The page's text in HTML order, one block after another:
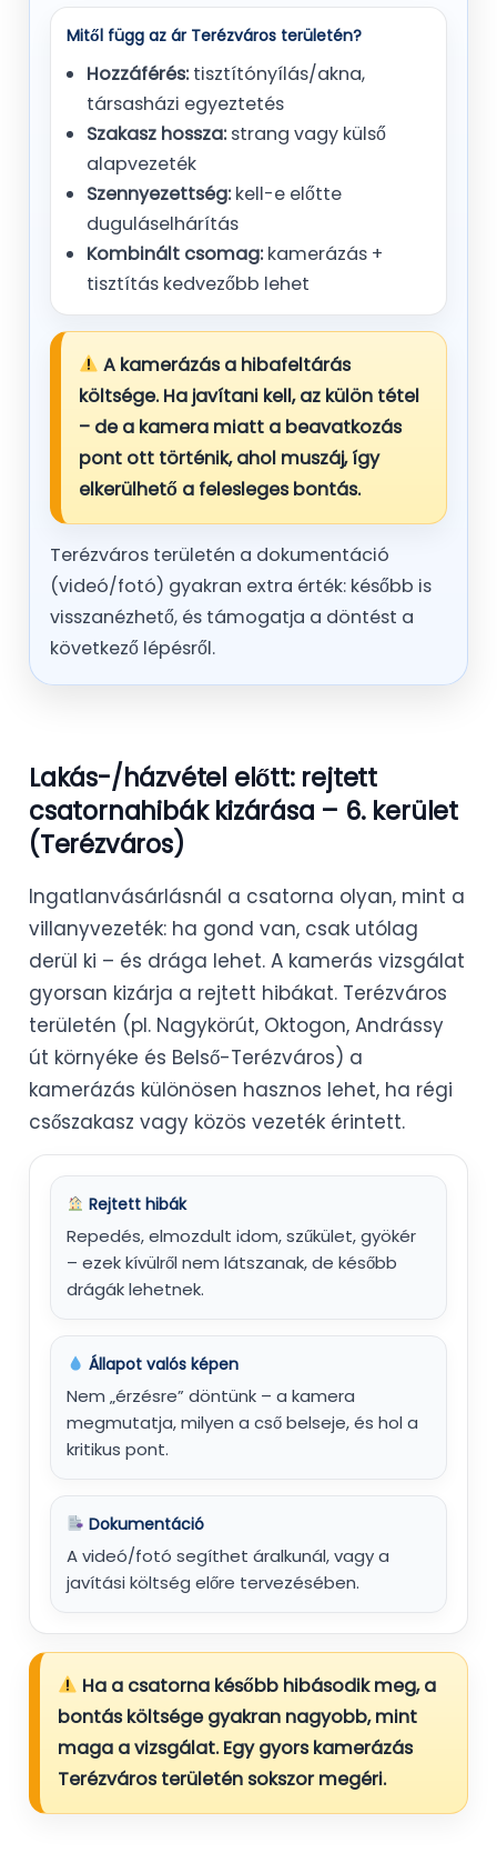
Mitől függ az ár Terézváros területén?
Hozzáférés: tisztítónyílás/akna,
társasházi egyeztetés
Szakasz hossza: strang vagy külső
alapvezeték
Szennyezettség: kell-e előtte
duguláselhárítás
Kombinált csomag: kamerázás +
tisztítás kedvezőbb lehet
A kamerázás a hibafeltárás
költsége. Ha javítani kell, az külön tétel
– de a kamera miatt a beavatkozás
pont ott történik, ahol muszáj, így
elkerülhető a felesleges bontás.
Terézváros területén a dokumentáció
(videó/fotó) gyakran extra érték: később is
visszanézhető, és támogatja a döntést a
következő lépésről.
Lakás-/házvétel előtt: rejtett
csatornahibák kizárása – 6. kerület
(Terézváros)
Ingatlanvásárlásnál a csatorna olyan, mint a
villanyvezeték: ha gond van, csak utólag
derül ki – és drága lehet. A kamerás vizsgálat
gyorsan kizárja a rejtett hibákat. Terézváros
területén (pl. Nagykörút, Oktogon, Andrássy
út környéke és Belső-Terézváros) a
kamerázás különösen hasznos lehet, ha régi
csőszakasz vagy közös vezeték érintett.
Rejtett hibák
Repedés, elmozdult idom, szűkület, gyökér
– ezek kívülről nem látszanak, de később
drágák lehetnek.
Állapot valós képen
Nem „érzésre” döntünk – a kamera
megmutatja, milyen a cső belseje, és hol a
kritikus pont.
Dokumentáció
A videó/fotó segíthet áralkunál, vagy a
javítási költség előre tervezésében.
Ha a csatorna később hibásodik meg, a
bontás költsége gyakran nagyobb, mint
maga a vizsgálat. Egy gyors kamerázás
Terézváros területén sokszor megéri.